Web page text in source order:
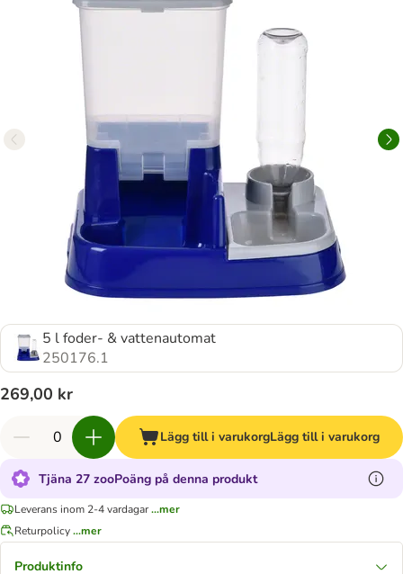
5 l foder- & vattenautomat
250176.1
269,00 kr
Lägg till i varukorgLägg till i varukorg
Tjäna 27 zooPoäng på denna produkt
Leverans inom 2-4 vardagar...mer
Returpolicy...mer
Produktinfo